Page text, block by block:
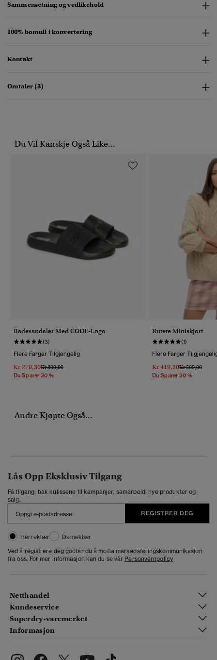
Sammensetning og vedlikehold
100% bomull i konvertering
Kontakt
Omtaler (3)
Du Vil Kanskje Også Like...
Badesandaler Med CODE-Logo
(3)
Flere Farger Tilgjengelig
Kr 279,30Pris Nedsatt Fra
Kr 399,00Til
Du Sparer 30 %
Rutete Miniskjørt
(1)
Flere Farger
Kr 419,30Pris Nedsatt
Kr 599,00Til
Du Sparer 30 %
Andre Kjøpte Også...
Lås Opp Eksklusiv Tilgang
Få tilgang: bak kulissene til kampanjer, samarbeid, nye produkter og
salg.
REGISTRER DEG
Herreklær
Dameklær
Ved å registrere deg godtar du å motta markedsføringskommunikasjon
fra oss. For mer informasjon kan du se vår Personvernpolicy
Netthandel
Kundeservice
Superdry-varemerket
Informasjon